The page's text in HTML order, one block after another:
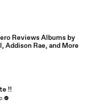
Reviews Albums by
Addison Rae, and More
!!